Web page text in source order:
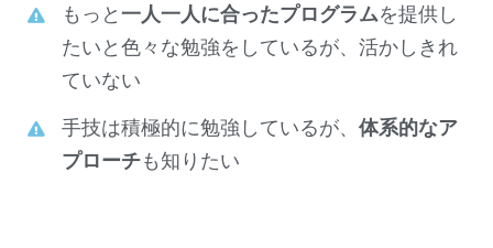
もっと一人一人に合ったプログラムを提供し
たいと色々な勉強をしているが、活かしきれ
ていない
手技は積極的に勉強しているが、 体系的なア
プローチも知りたい